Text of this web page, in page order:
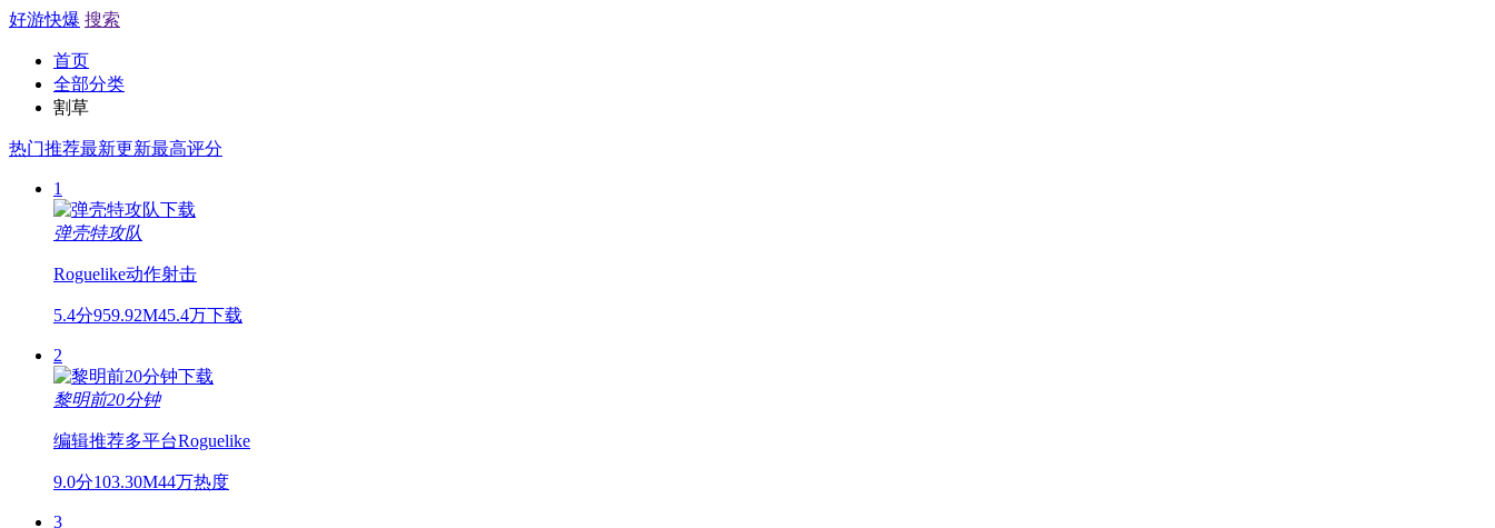
好游快爆 搜索
首页
全部分类
割草
热门推荐最新更新最高评分
1
弹壳特攻队
Roguelike动作射击
5.4分959.92M45.4万下载
2
黎明前20分钟
编辑推荐多平台Roguelike
9.0分103.30M44万热度
3